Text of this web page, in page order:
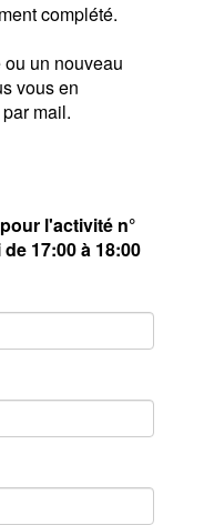
complété.
un nouveau
vous en
mail.
l'activité n°
17:00 à 18:00